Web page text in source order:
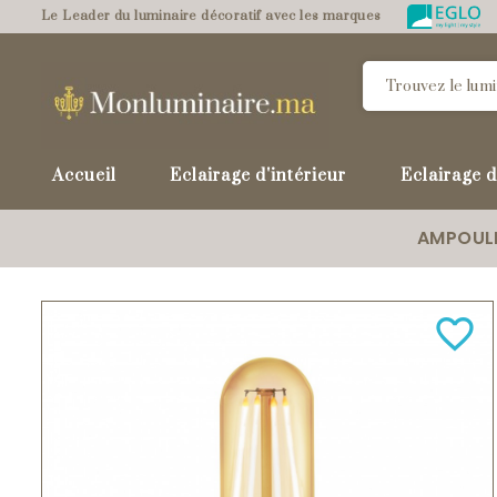
Le Leader du luminaire décoratif avec les marques
Accueil Eclairage d'intérieur Eclairage
favorite_border